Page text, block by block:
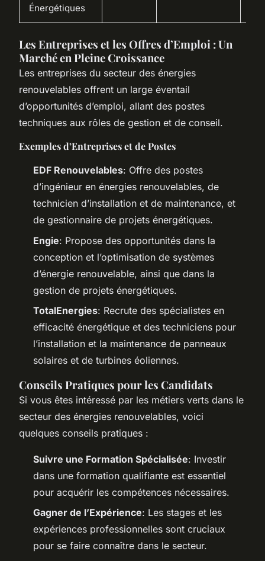
Énergétiques
Les Entreprises et les Offres d’Emploi : Un
Marché en Pleine Croissance
Les entreprises du secteur des énergies
renouvelables offrent un large éventail
d’opportunités d’emploi, allant des postes
techniques aux rôles de gestion et de conseil.
Exemples d’Entreprises et de Postes
EDF Renouvelables: Offre des postes
d’ingénieur en énergies renouvelables, de
technicien d’installation et de maintenance, et
de gestionnaire de projets énergétiques.
Engie: Propose des opportunités dans la
conception et l’optimisation de systèmes
d’énergie renouvelable, ainsi que dans la
gestion de projets énergétiques.
TotalEnergies: Recrute des spécialistes en
efficacité énergétique et des techniciens pour
l’installation et la maintenance de panneaux
solaires et de turbines éoliennes.
Conseils Pratiques pour les Candidats
Si vous êtes intéressé par les métiers verts dans le
secteur des énergies renouvelables, voici
quelques conseils pratiques :
Suivre une Formation Spécialisée: Investir
dans une formation qualifiante est essentiel
pour acquérir les compétences nécessaires.
Gagner de l’Expérience: Les stages et les
expériences professionnelles sont cruciaux
pour se faire connaître dans le secteur.